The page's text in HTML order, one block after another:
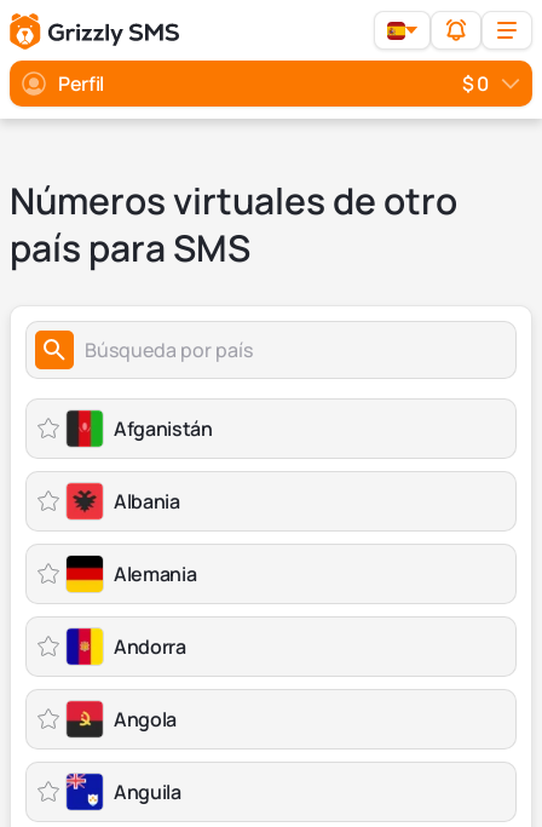
Perfil $ 0
Números virtuales de otro
país para SMS
Afganistán
Albania
Alemania
Andorra
Angola
Anguila